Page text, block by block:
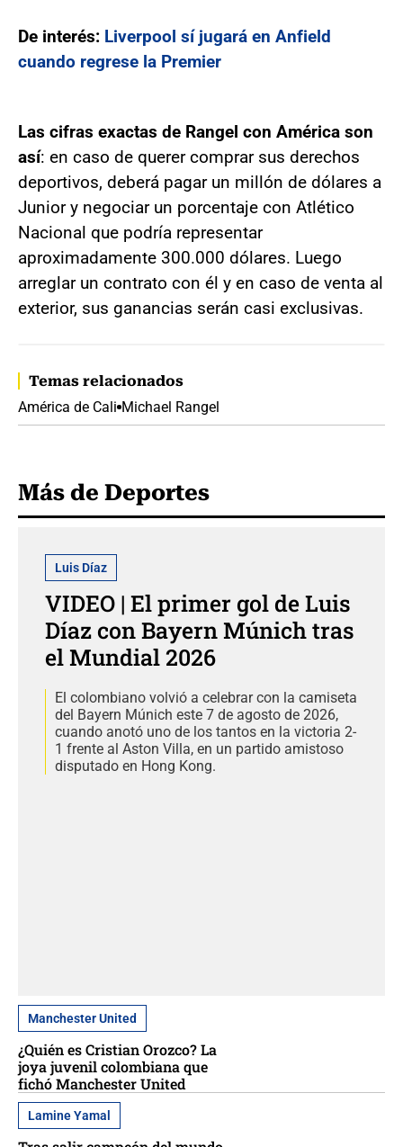
De interés: Liverpool sí jugará en Anfield
cuando regrese la Premier
Las cifras exactas de Rangel con América son
así: en caso de querer comprar sus derechos
deportivos, deberá pagar un millón de dólares a
Junior y negociar un porcentaje con Atlético
Nacional que podría representar
aproximadamente 300.000 dólares. Luego
arreglar un contrato con él y en caso de venta al
exterior, sus ganancias serán casi exclusivas.
Temas relacionados
América de Cali Michael Rangel
Más de Deportes
Luis Díaz
VIDEO | El primer gol de Luis
Díaz con Bayern Múnich tras
el Mundial 2026
El colombiano volvió a celebrar con la camiseta
del Bayern Múnich este 7 de agosto de 2026,
cuando anotó uno de los tantos en la victoria 2-
1 frente al Aston Villa, en un partido amistoso
disputado en Hong Kong.
Manchester United
¿Quién es Cristian Orozco? La
joya juvenil colombiana que
fichó Manchester United
Lamine Yamal